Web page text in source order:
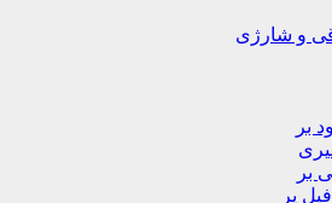
و شارژی
بر
بر
پر